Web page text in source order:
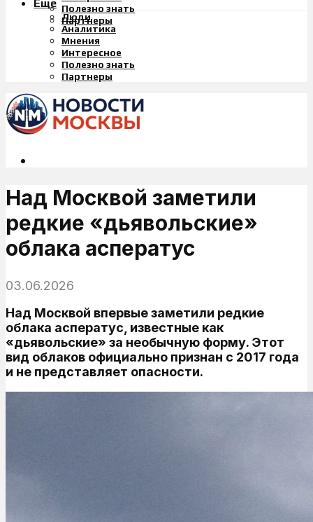
Полезно знать
Партнеры
Еще
Люди
Аналитика
Мнения
Интересное
Полезно знать
Партнеры
Над Москвой заметили
редкие «дьявольские»
облака асператус
03.06.2026
Над Москвой впервые заметили редкие
облака асператус, известные как
«дьявольские» за необычную форму. Этот
вид облаков официально признан с 2017 года
и не представляет опасности.